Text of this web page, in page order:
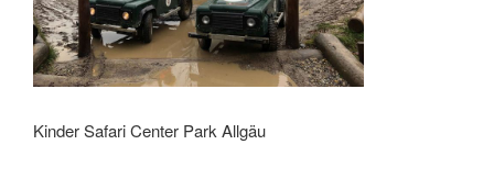
Kinder Safari Center Park Allgäu